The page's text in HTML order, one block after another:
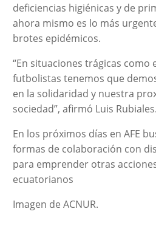
deficiencias higiénicas y de
ahora mismo es lo más
brotes epidémicos.
“En situaciones trágicas como
futbolistas tenemos que
en la solidaridad y nuestra
sociedad”, afirmó Luis Rubiales.
En los próximos días en AFE
formas de colaboración con
para emprender otras
ecuatorianos
Imagen de ACNUR.